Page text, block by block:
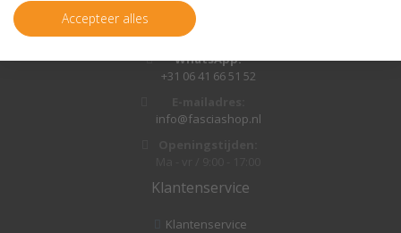
Telefoon:
+31 493 - 24 21 10
WhatsApp:
+31 06 41 66 51 52
info@fasciashop.nl
Klantenservice
Klantenservice
Accepteer alles